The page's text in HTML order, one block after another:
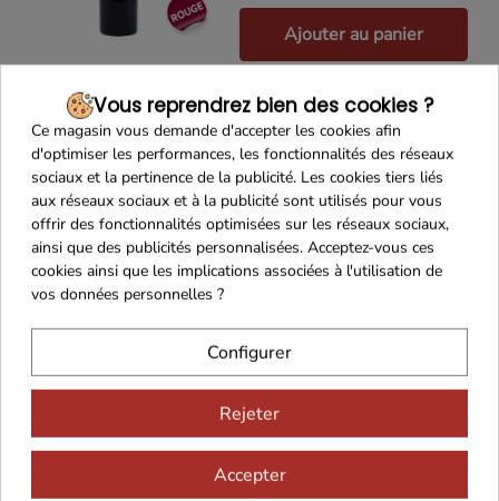
Ajouter au panier
Château Pineraie
l'Authentique AOC
Cahors 2022 75 cl
23,00 €
Ajouter au panier
Vous reprendrez bien des cookies ?
Ce magasin vous demande d'accepter les cookies afin
d'optimiser les performances, les fonctionnalités des réseaux
sociaux et la pertinence de la publicité. Les cookies tiers liés
aux réseaux sociaux et à la publicité sont utilisés pour vous
offrir des fonctionnalités optimisées sur les réseaux sociaux,
ainsi que des publicités personnalisées. Acceptez-vous ces
cookies ainsi que les implications associées à l'utilisation de
vos données personnelles ?
Configurer
Rejeter
Accepter